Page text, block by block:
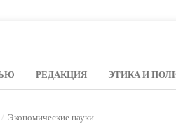
РЕДАКЦИЯ ЭТИКА И
/ Экономические науки